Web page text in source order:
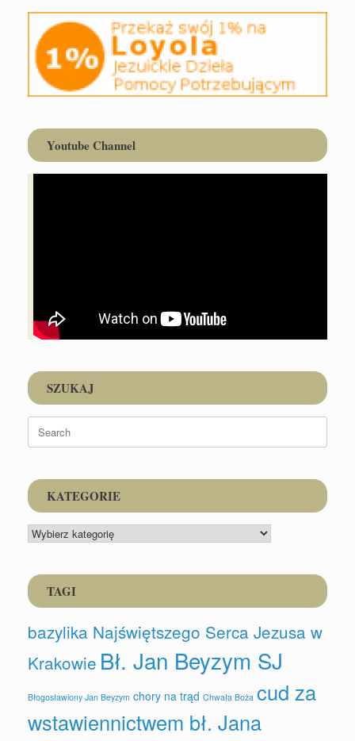
Youtube Channel
SZUKAJ
Search
for:
KATEGORIE
KATEGORIE
TAGI
bazylika Najświętszego Serca Jezusa w
Krakowie Bł. Jan Beyzym SJ
Błogosławiony Jan Beyzym chory na trąd Chwała Boża cud za
wstawiennictwem bł. Jana